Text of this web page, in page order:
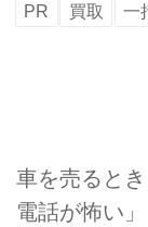
PR 買取 一
車を売ると
電話が怖い